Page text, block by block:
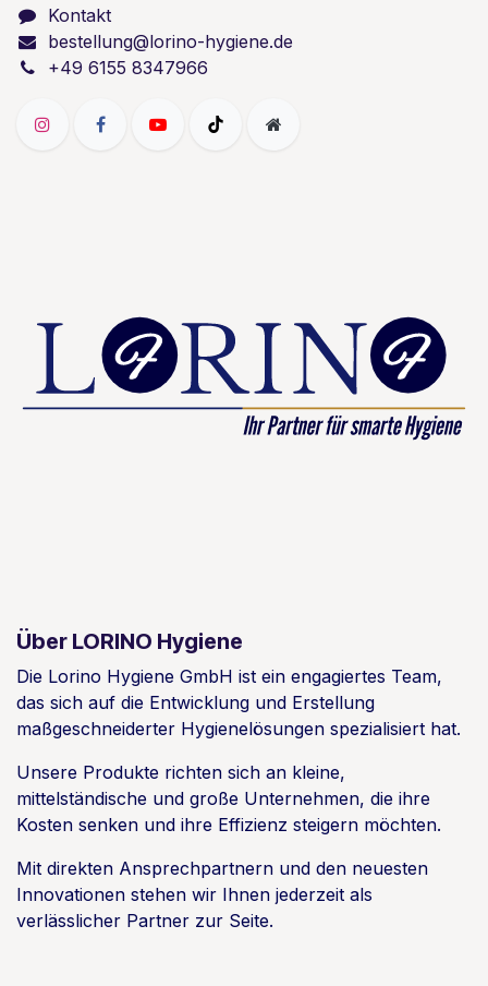
Kontakt
bestellung@lorino-hygiene.de
+49 6155 8347966
Über LORINO Hygiene
Die Lorino Hygiene GmbH ist ein engagiertes Team,
das sich auf die Entwicklung und Erstellung
maßgeschneiderter Hygienelösungen spezialisiert hat.
Unsere Produkte richten sich an kleine,
mittelständische und große Unternehmen, die ihre
Kosten senken und ihre Effizienz steigern möchten.
Mit direkten Ansprechpartnern und den neuesten
Innovationen stehen wir Ihnen jederzeit als
verlässlicher Partner zur Seite.